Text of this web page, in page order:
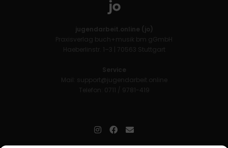
jugendarbeit.online (jo)
Praxisverlag buch+musik bm gGmbH
Haeberlinstr. 1–3 | 70563 Stuttgart
Service
Mail: support@jugendarbeit.online
Telefon: 0711 / 9781-419